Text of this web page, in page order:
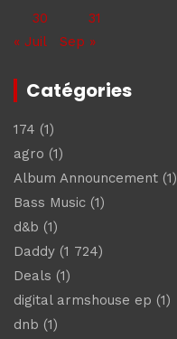
30
31
« Juil
Sep »
Catégories
174 (1)
agro (1)
Album Announcement (1)
Bass Music (1)
d&b (1)
Daddy (1 724)
Deals (1)
digital armshouse ep (1)
dnb (1)